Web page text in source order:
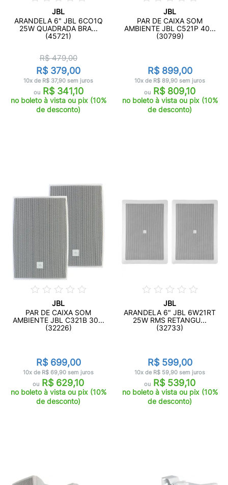
JBL
ARANDELA 6" JBL 6CO1Q
25W QUADRADA BRA...
(45721)
R$ 479,00
R$ 379,00
10x de R$ 37,90 sem juros
ouR$ 341,10
no boleto à vista ou pix (10%
de desconto)
JBL
PAR DE CAIXA SOM
AMBIENTE JBL C521P 40...
(30799)
R$ 899,00
10x de R$ 89,90 sem juros
ou R$ 809,10
no boleto à vista ou pix (10%
de desconto)
JBL
PAR DE CAIXA SOM
AMBIENTE JBL C321B 30...
(32226)
R$ 699,00
10x de R$ 69,90 sem juros
ou R$ 629,10
no boleto à vista ou pix (10%
de desconto)
JBL
ARANDELA 6" JBL 6W21RT
25W RMS RETANGU...
(32733)
R$ 599,00
10x de R$ 59,90 sem juros
ou R$ 539,10
no boleto à vista ou pix (10%
de desconto)